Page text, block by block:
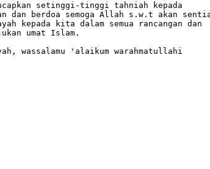
setinggi-tinggi tahniah kepada
dan berdoa semoga Allah s.w.t akan
kepada kita dalam semua rancangan dan
umat Islam.
wassalamu 'alaikum warahmatullahi